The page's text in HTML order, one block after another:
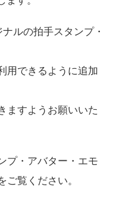
ルの拍手スタンプ・
用できるように追加
ますようお願いいた
プ・アバター・エモ
ご覧ください。